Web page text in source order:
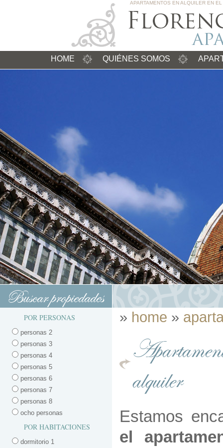
APARTAMENTOS EN ALQUILER EN
HOME QUIÉNES SOMOS
Buscar propiedades
POR PERSONAS
personas 2
personas 3
personas 4
personas 5
personas 6
personas 7
personas 8
ocho personas
POR HABITACIONES
dormitorio 1
» home »
alquiler
Estamos
el